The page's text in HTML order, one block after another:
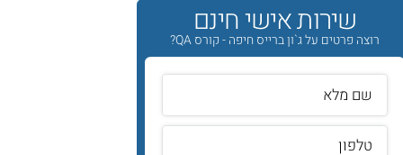
שירות אישי חינם
רוצה פרטים על ג`ון ברייס חיפה - קורס QA?